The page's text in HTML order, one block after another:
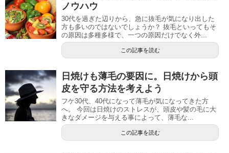
ノウハウ
30代を過ぎた辺りから、急に抜毛が気になり出した
方も多いのではないでしょうか？ 抜毛といってもそ
の原因は多種多様で、一つの原因だけでなく外...
この記事を読む
日焼けも薄毛の要因に。日焼けから頭
皮を守る方法を考えよう
フケ30代、40代になって薄毛が気になってきた方
へ。 今回は日焼けのストレスが、頭皮や髪の毛に大
きなダメージを与える事によって、薄毛な...
この記事を読む